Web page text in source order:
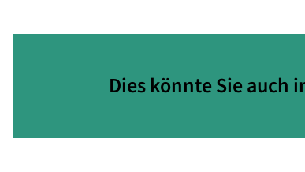
Dies könnte Sie auch